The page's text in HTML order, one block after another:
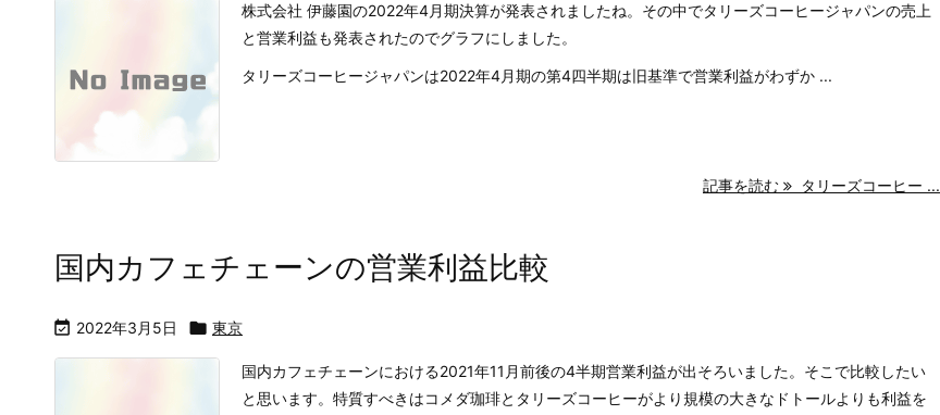
株式会社 伊藤園の2022年4月期決算が発表されましたね。その中でタリーズコーヒージャパンの売上
と営業利益も発表されたのでグラフにしました。
タリーズコーヒージャパンは2022年4月期の第4四半期は旧基準で営業利益がわずか ...
記事を読む タリーズコーヒー ...
国内カフェチェーンの営業利益比較
 2022年3月5日  東京
国内カフェチェーンにおける2021年11月前後の4半期営業利益が出そろいました。そこで比較したい
と思います。特質すべきはコメダ珈琲とタリーズコーヒーがより規模の大きなドトールよりも利益を